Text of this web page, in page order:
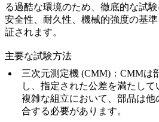
る過酷な環境のため、徹底的な試
安全性、耐久性、機械的強度の基
証されます。
主要な試験方法
三次元測定機 (CMM) ： CMMは
し、指定された公差を満たして
複雑な組立において、部品は
合する必要があります。